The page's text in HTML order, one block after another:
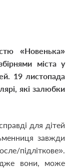
«Новенька»
міста у
19 листопада
які залюбки
для дітей
завжди
підліткове».
вони, може